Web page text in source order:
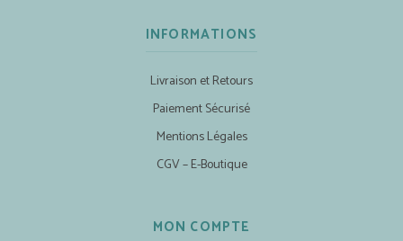
INFORMATIONS
Livraison et Retours
Paiement Sécurisé
Mentions Légales
CGV – E-Boutique
MON COMPTE